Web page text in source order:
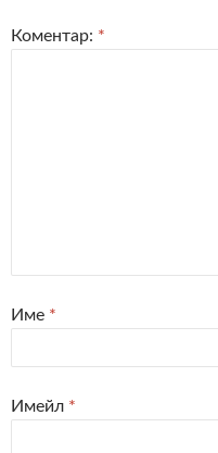
Коментар: *
Име *
Имейл *